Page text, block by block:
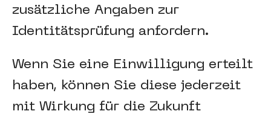
zusätzliche Angaben zur
Identitätsprüfung anfordern.
Wenn Sie eine Einwilligung erteilt
haben, können Sie diese jederzeit
mit Wirkung für die Zukunft